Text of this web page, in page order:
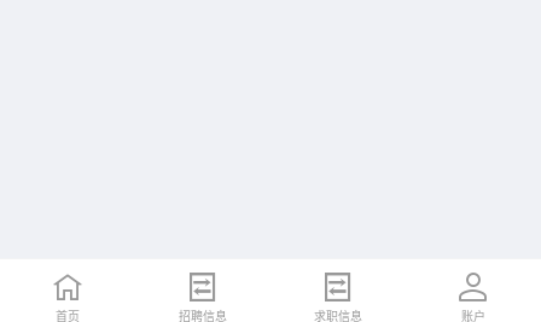
首页 招聘信息 求职信息 账户